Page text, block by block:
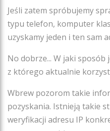
Jeśli zatem spróbujemy
typu telefon, komputer
uzyskamy jeden i ten sam
No dobrze... W jaki
z którego aktualnie
Wbrew pozorom takie
pozyskania. Istnieją takie
weryfikacji adresu IP